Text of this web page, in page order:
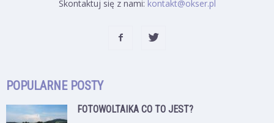
Skontaktuj się z nami: kontakt@okser.pl
POPULARNE POSTY
FOTOWOLTAIKA CO TO JEST?